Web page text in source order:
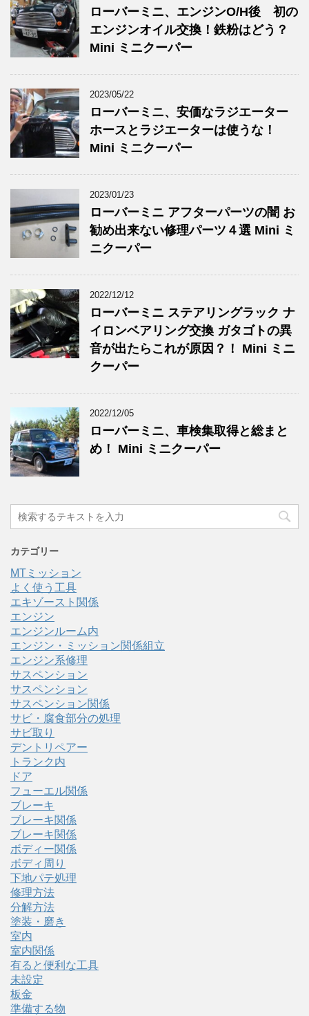
ローバーミニ、エンジンO/H後 初の
エンジンオイル交換！鉄粉はどう？
Mini ミニクーパー
2023/05/22
ローバーミニ、安価なラジエーター
ホースとラジエーターは使うな！
Mini ミニクーパー
2023/01/23
ローバーミニ アフターパーツの闇 お
勧め出来ない修理パーツ４選 Mini ミ
ニクーパー
2022/12/12
ローバーミニ ステアリングラック ナ
イロンベアリング交換 ガタゴトの異
音が出たらこれが原因？！ Mini ミニ
クーパー
2022/12/05
ローバーミニ、車検集取得と総まと
め！ Mini ミニクーパー
カテゴリー
MTミッション
よく使う工具
エキゾースト関係
エンジン
エンジンルーム内
エンジン・ミッション関係組立
エンジン系修理
サスペンション
サスペンション
サスペンション関係
サビ・腐食部分の処理
サビ取り
デントリペアー
トランク内
ドア
フューエル関係
ブレーキ
ブレーキ関係
ブレーキ関係
ボディー関係
ボディ周り
下地パテ処理
修理方法
分解方法
塗装・磨き
室内
室内関係
有ると便利な工具
未設定
板金
準備する物